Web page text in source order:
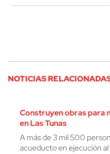
NOTICIAS
Construyen obras para
en Las Tunas
A más de 3 mil 500
acueducto en ejecución